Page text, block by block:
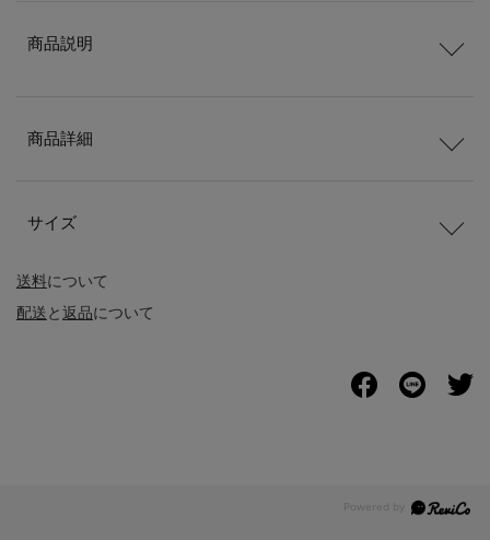
送料について
配送と返品について
商品説明
商品詳細
サイズ